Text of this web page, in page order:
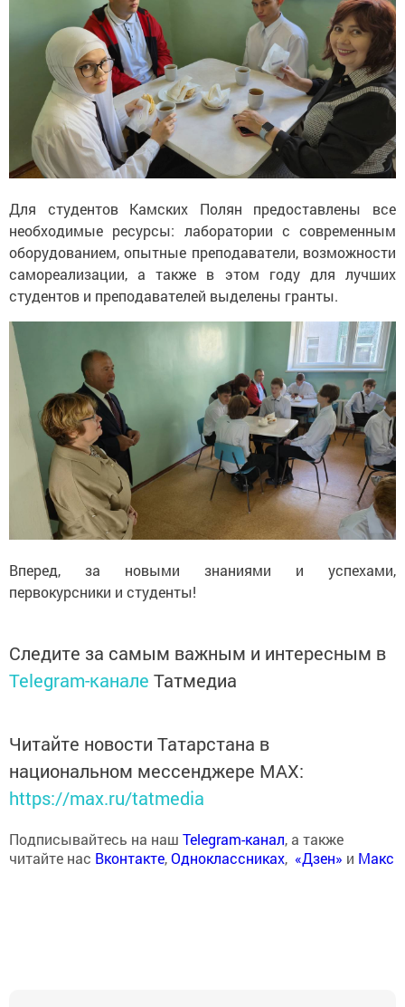
Для студентов Камских Полян предоставлены все
необходимые ресурсы: лаборатории с современным
оборудованием, опытные преподаватели, возможности
самореализации, а также в этом году для лучших
студентов и преподавателей выделены гранты.
Вперед, за новыми знаниями и успехами,
первокурсники и студенты!
Следите за самым важным и интересным в
Telegram-канале Татмедиа
Читайте новости Татарстана в
национальном мессенджере MАХ:
https://max.ru/tatmedia
Подписывайтесь на наш Telegram-канал, а также
читайте нас Вконтакте,Одноклассниках, «Дзен» и Макс